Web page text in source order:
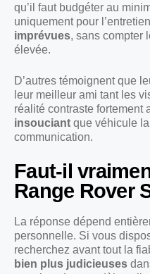
qu’il faut budgéter au
uniquement pour
imprévues, sans compter
élevée.
D’autres témoignent que
leur meilleur ami tant les
réalité contraste fortement
insouciant que véhicule
communication.
Faut-il
Range Rover
La réponse dépend
personnelle. Si vous
recherchez avant tout la
bien plus judicieuses